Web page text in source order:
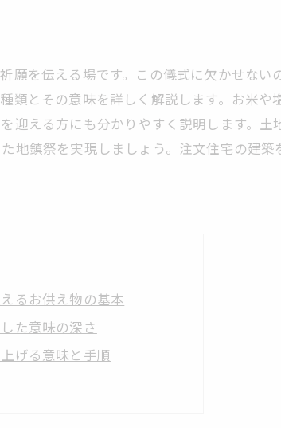
願を伝える場です。この儀式に欠かせない
類とその意味を詳しく解説します。お米や
迎える方にも分かりやすく説明します。土
鎮祭を実現しましょう。注文住宅の建築
るお供え物の基本
た意味の深さ
げる意味と手順
感と心のつながり